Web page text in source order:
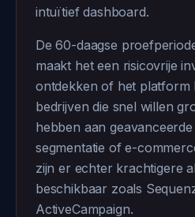
intuïtief dashboard.
De 60-daagse
maakt het een risicovrije
ontdekken of het platform
bedrijven die snel willen
hebben aan
segmentatie of e-
zijn er echter krachtigere
beschikbaar zoals
ActiveCampaign.